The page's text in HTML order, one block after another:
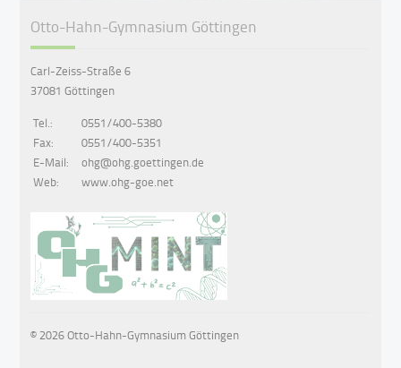
Otto-Hahn-Gymnasium Göttingen
Carl-Zeiss-Straße 6
37081 Göttingen
Tel.:
0551/400-5380
Fax:
0551/400-5351
E-Mail:
ohg@ohg.goettingen.de
Web:
www.ohg-goe.net
© 2026 Otto-Hahn-Gymnasium Göttingen